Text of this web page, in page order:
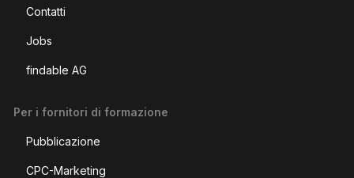
Contatti
Jobs
findable AG
Per i fornitori di formazione
Pubblicazione
CPC-Marketing